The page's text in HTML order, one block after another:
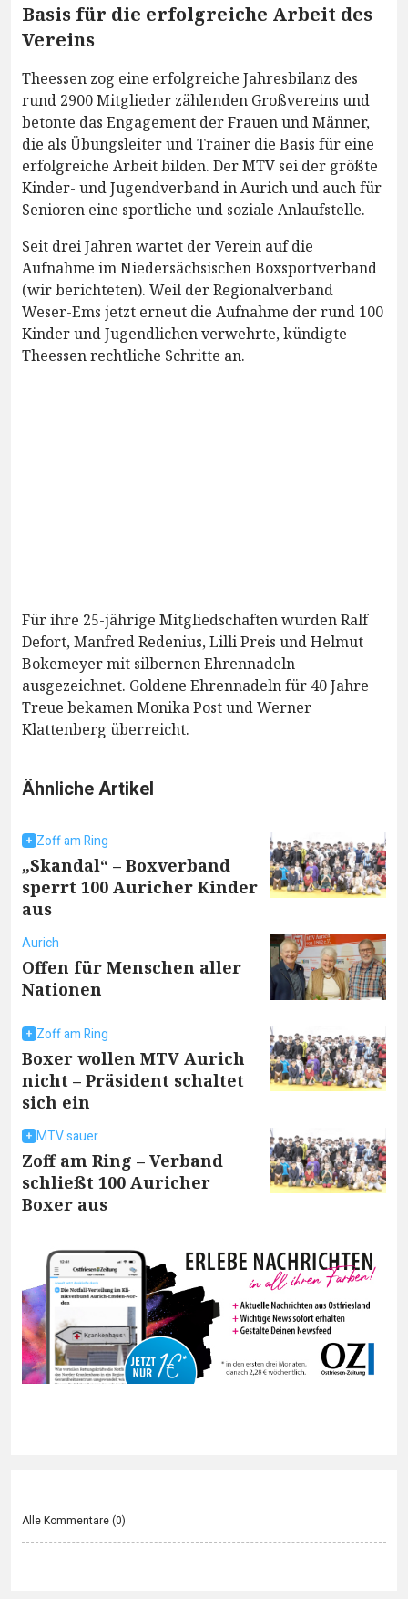
Basis für die erfolgreiche Arbeit des
Vereins
Theessen zog eine erfolgreiche Jahresbilanz des
rund 2900 Mitglieder zählenden Großvereins und
betonte das Engagement der Frauen und Männer,
die als Übungsleiter und Trainer die Basis für eine
erfolgreiche Arbeit bilden. Der MTV sei der größte
Kinder- und Jugendverband in Aurich und auch für
Senioren eine sportliche und soziale Anlaufstelle.
Seit drei Jahren wartet der Verein auf die
Aufnahme im Niedersächsischen Boxsportverband
(wir berichteten). Weil der Regionalverband
Weser-Ems jetzt erneut die Aufnahme der rund 100
Kinder und Jugendlichen verwehrte, kündigte
Theessen rechtliche Schritte an.
Für ihre 25-jährige Mitgliedschaften wurden Ralf
Defort, Manfred Redenius, Lilli Preis und Helmut
Bokemeyer mit silbernen Ehrennadeln
ausgezeichnet. Goldene Ehrennadeln für 40 Jahre
Treue bekamen Monika Post und Werner
Klattenberg überreicht.
Ähnliche Artikel
Zoff am Ring
„Skandal“ – Boxverband
sperrt 100 Auricher Kinder
aus
Aurich
Offen für Menschen aller
Nationen
Zoff am Ring
Boxer wollen MTV Aurich
nicht – Präsident schaltet
sich ein
MTV sauer
Zoff am Ring – Verband
schließt 100 Auricher
Boxer aus
Alle Kommentare (0)